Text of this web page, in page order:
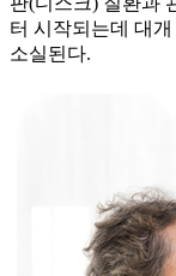
터 시작되는데 대
소실된다.